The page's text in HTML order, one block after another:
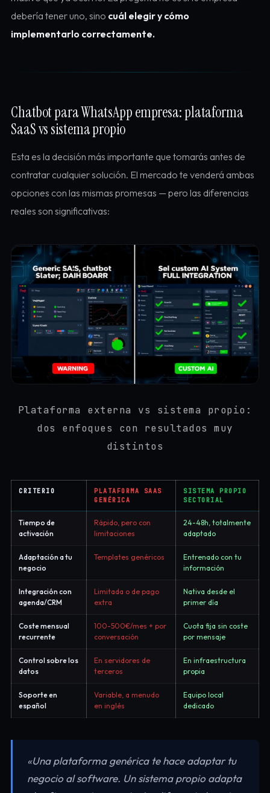
debería tener uno, sino cuál elegir y cómo
implementarlo correctamente.
Chatbot para WhatsApp empresa: plataforma
SaaS vs sistema propio
Esta es la decisión más importante que tomarás antes de
contratar cualquier solución. El mercado te venderá ambas
opciones con las mismas promesas — pero las diferencias
reales son significativas:
Plataforma externa vs sistema propio:
dos enfoques con resultados muy
distintos
CRITERIO
PLATAFORMA SAAS
GENÉRICA
SISTEMA PROPIO
SECTORIAL
Tiempo de
activación
Rápido, pero con
limitaciones
24-48h, totalmente
adaptado
Adaptación a tu
negocio
Templates genéricos
Entrenado con tu
información
Integración con
agenda/CRM
Limitada o de pago
extra
Nativa desde el
primer día
Coste mensual
recurrente
100-500€/mes + por
conversación
Cuota fija sin coste
por mensaje
Control sobre los
datos
En servidores de
terceros
En infraestructura
propia
Soporte en
español
Variable, a menudo
en inglés
Equipo local
dedicado
«Una plataforma genérica te hace adaptar tu
negocio al software. Un sistema propio adapta